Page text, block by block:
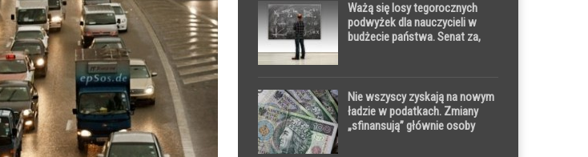
Ważą się losy tegorocznych
podwyżek dla nauczycieli w
budżecie państwa. Senat za,
Nie wszyscy zyskają na nowym
ładzie w podatkach. Zmiany
„sfinansują” głównie osoby